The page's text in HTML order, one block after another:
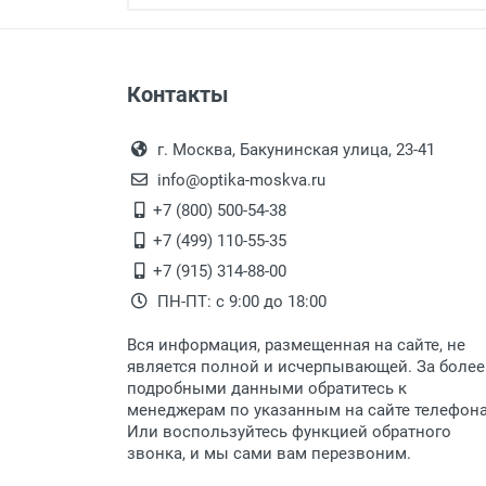
Ширина линзы:
Высота линзы:
Ширина мостика:
Тип оправы:
Материал линзы:
Материал дужки:
Цвет оправы:
Цвет дужки:
Отделка:
Перечисление средств на
Перевод денег на карту Сбербанка.
Выдаем товар в рабочие
После того, как заказ
Для получения товара при
Заказ необходимо
дополнительных расходов за
Доставка по Москве
Доставляем товар по
Доставка транспортными
Данный способ доставки
Мы сотрудничаем с
быстро подберем для Вас
Контакты
г. Москва, Бакунинская улица, 23-41
info@optika-moskva.ru
+7 (800) 500-54-38
+7 (499) 110-55-35
+7 (915) 314-88-00
ПН-ПТ: с 9:00 до 18:00
Вся информация, размещенная на сайте, не
является полной и исчерпывающей. За более
подробными данными обратитесь к
менеджерам по указанным на сайте
Или воспользуйтесь функцией обратного
звонка, и мы сами вам перезвоним.